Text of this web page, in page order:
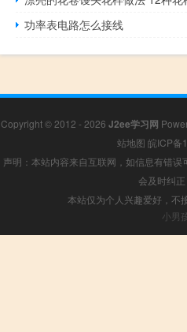
功率表电路怎么接线
Copyright © 2012 - 2026 J2ee学习网
站地图 皖ICP备
声明：本站内容来自互联网，如信息有错
会及时纠
本站仅为个人兴趣爱好，不
小男